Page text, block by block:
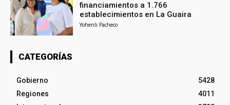
financiamientos a 1.766
establecimientos en La Guaira
Yohenli Pacheco
CATEGORÍAS
Gobierno
5428
Regiones
4011